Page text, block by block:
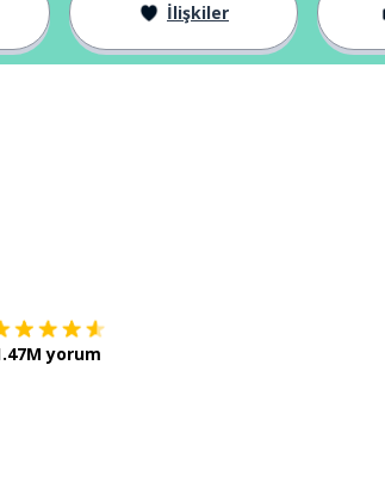
İlişkiler
yorum